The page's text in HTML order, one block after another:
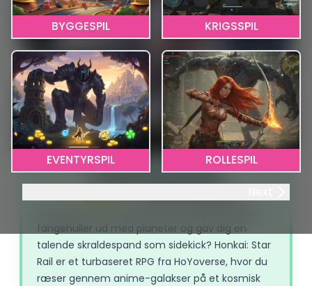
Honkai Star Rail
fangehuller ud med planeter og gav dig en
talende skraldespand som sidekick? Honkai: Star
Rail er et turbaseret RPG fra HoYoverse, hvor du
ræser gennem anime-galakser på et kosmisk
BYGGESPIL KRIGSSPIL
EVENTYRSPIL
ROLLESPIL